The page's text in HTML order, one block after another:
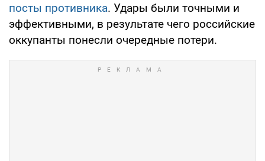
посты противника. Удары были точными и
эффективными, в результате чего российские
оккупанты понесли очередные потери.